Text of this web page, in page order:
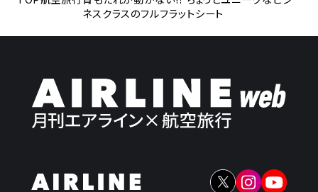
ネスクラスのフルフラットシート